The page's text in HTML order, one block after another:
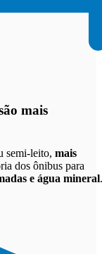
mais
semi-leito, mais
dos ônibus para
e água mineral.